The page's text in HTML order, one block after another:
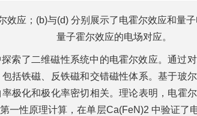
效应；(b)与(d) 分别展示了电霍尔效应和量
量子霍尔效应的电场对应。
索了二维磁性系统中的电霍尔效应。通过
括铁磁、反铁磁和交错磁性体系。基于玻
极化和极化率密切相关。理论表明，电霍
一性原理计算，在单层Ca(FeN)2 中验证了